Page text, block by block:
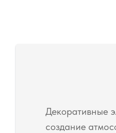
Декоративные
создание